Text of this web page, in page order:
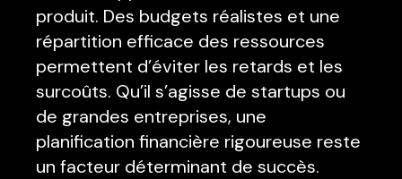
produit. Des budgets réalistes et une
répartition efficace des ressources
permettent d’éviter les retards et les
surcoûts. Qu’il s’agisse de startups ou
de grandes entreprises, une
planification financière rigoureuse reste
un facteur déterminant de succès.